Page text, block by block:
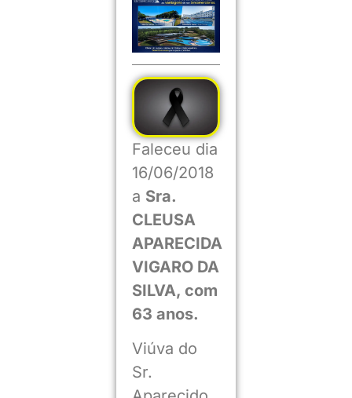
Faleceu dia
16/06/2018
a Sra.
CLEUSA
APARECIDA
VIGARO DA
SILVA, com
63 anos.
Viúva do
Sr.